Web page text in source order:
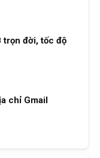
trọn đời, tốc độ
chỉ Gmail